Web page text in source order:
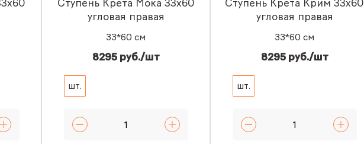
Ступень Крета Мока 33x60
угловая правая
33*60 см
8295 руб./шт
шт.
Ступень Крета Крим 33x60
угловая правая
33*60 см
8295 руб./шт
шт.